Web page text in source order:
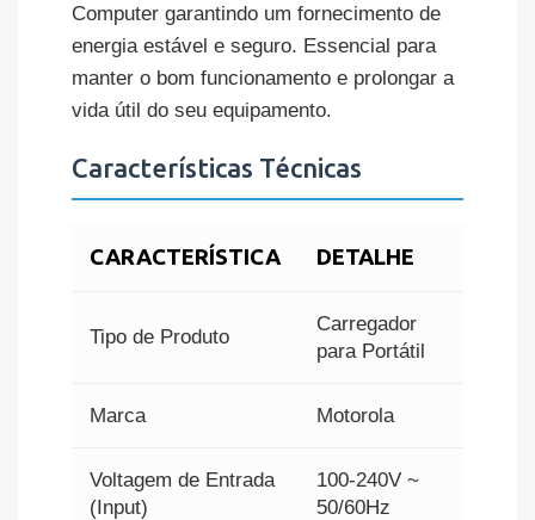
Computer garantindo um fornecimento de
energia estável e seguro. Essencial para
manter o bom funcionamento e prolongar a
vida útil do seu equipamento.
Características Técnicas
CARACTERÍSTICA DETALHE
Tipo de Produto
Carregador
para Portátil
Marca Motorola
Voltagem de Entrada
(Input)
100-240V ~
50/60Hz